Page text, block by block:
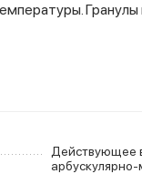
Действующее вещество: